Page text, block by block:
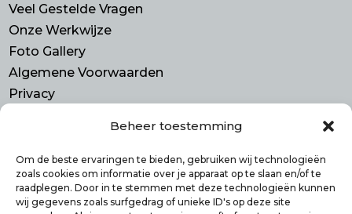
Beheer toestemming
Om de beste ervaringen te bieden, gebruiken wij technologieën
zoals cookies om informatie over je apparaat op te slaan en/of te
raadplegen. Door in te stemmen met deze technologieën kunnen
wij gegevens zoals surfgedrag of unieke ID's op deze site
Veel Gestelde Vragen
Onze Werkwijze
Foto Gallery
Algemene Voorwaarden
Privacy
Purmerend N-H
info@smulbus.nl
06 41746470